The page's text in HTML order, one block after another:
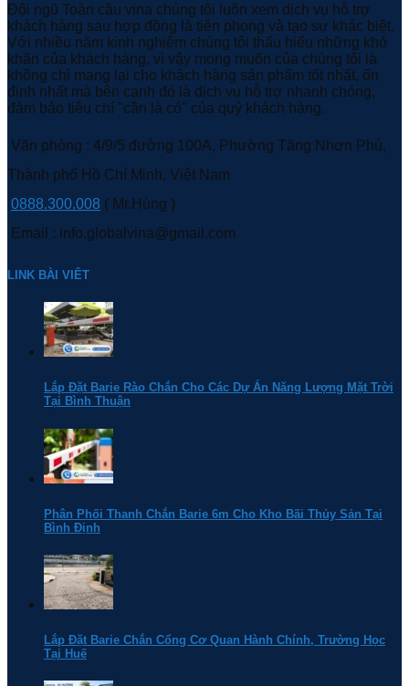
Đội ngũ Toàn cầu vina chúng tôi luôn xem dịch vụ hỗ trợ
khách hàng sau hợp đồng là tiên phong và tạo sự khác biệt.
Với nhiều năm kinh nghiệm chúng tôi thấu hiểu những khó
khăn của khách hàng, vì vậy mong muốn của chúng tôi là
không chỉ mang lại cho khách hàng sản phẩm tốt nhất, ổn
định nhất mà bên cạnh đó là dịch vụ hỗ trợ nhanh chóng,
đảm bảo tiêu chí "cần là có" của quý khách hàng.
Văn phòng : 4/9/5 đường 100A, Phường Tăng Nhơn Phú,
Thành phố Hồ Chí Minh, Việt Nam
0888.300.008 ( Mr.Hùng )
Email : info.globalvina@gmail.com
LINK BÀI VIÊT
Lắp Đặt Barie Rào Chắn Cho Các Dự Án Năng Lượng Mặt Trời
Tại Bình Thuận
Phân Phối Thanh Chắn Barie 6m Cho Kho Bãi Thủy Sản Tại
Bình Định
Lắp Đặt Barie Chắn Cổng Cơ Quan Hành Chính, Trường Học
Tại Huế